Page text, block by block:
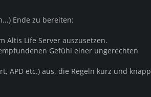
Ende zu bereiten:
Altis Life Server auszusetzen.
Gefühl einer ungerechten
APD etc.) aus, die Regeln kurz und